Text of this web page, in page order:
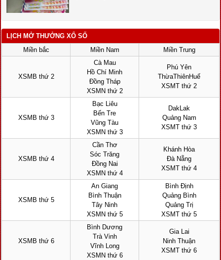
LỊCH MỞ THƯỞNG XỔ SỐ
Miền bắc
Miền Nam Miền Trung
XSMB thứ 2
Cà Mau
Hồ Chí Minh
Đồng Tháp
XSMN thứ 2
Phú Yên
ThừaThiênHuế
XSMT thứ 2
XSMB thứ 3
Bạc Liêu
Bến Tre
Vũng Tàu
XSMN thứ 3
DakLak
Quảng Nam
XSMT thứ 3
XSMB thứ 4
Cần Thơ
Sóc Trăng
Đồng Nai
XSMN thứ 4
Khánh Hòa
Đà Nẵng
XSMT thứ 4
XSMB thứ 5
An Giang
Bình Thuận
Tây Ninh
XSMN thứ 5
Bình Định
Quảng Bình
Quảng Trị
XSMT thứ 5
XSMB thứ 6
Bình Dương
Trà Vinh
Vĩnh Long
XSMN thứ 6
Gia Lai
Ninh Thuận
XSMT thứ 6